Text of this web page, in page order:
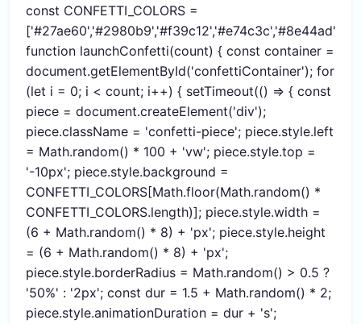
const CONFETTI_COLORS =
function launchConfetti(count) { const container =
document.getElementById('confettiContainer'); for
(let i = 0; i < count; i++) { setTimeout(() => { const
piece = document.createElement('div');
piece.className = 'confetti-piece'; piece.style.left
= Math.random() * 100 + 'vw'; piece.style.top =
'-10px'; piece.style.background =
CONFETTI_COLORS[Math.floor(Math.random() *
CONFETTI_COLORS.length)]; piece.style.width =
(6 + Math.random() * 8) + 'px'; piece.style.height
= (6 + Math.random() * 8) + 'px';
piece.style.borderRadius = Math.random() > 0.5 ?
'50%' : '2px'; const dur = 1.5 + Math.random() * 2;
piece.style.animationDuration = dur + 's';